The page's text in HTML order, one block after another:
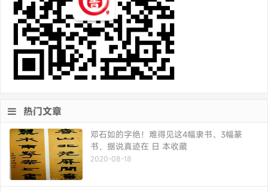
热门文章
邓石如的字绝！难得见这4幅隶书、3幅篆
书，据说真迹在 日 本收藏
2020-08-18